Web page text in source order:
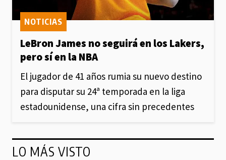
LeBron James no seguirá en los Lakers,
pero sí en la NBA
NOTICIAS
El jugador de 41 años rumia su nuevo destino
para disputar su 24ª temporada en la liga
estadounidense, una cifra sin precedentes
LO MÁS VISTO